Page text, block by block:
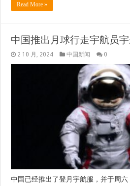
Read More »
中国推出月球行走宇航员宇
2 10 月, 2024 中国新闻 0
中国已经推出了登月宇航服，并于周